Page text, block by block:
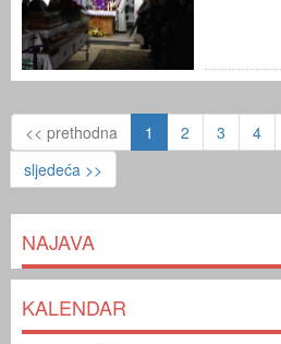
<< prethodna 1 2 3 4
sljedeća >>
NAJAVA
KALENDAR